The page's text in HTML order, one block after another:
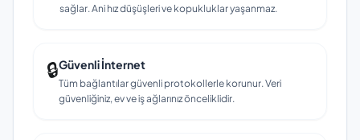
sağlar. Ani hız düşüşleri ve kopukluklar yaşanmaz.
🔒Güvenli İnternet
Tüm bağlantılar güvenli protokollerle korunur. Veri
güvenliğiniz, ev ve iş ağlarınız önceliklidir.